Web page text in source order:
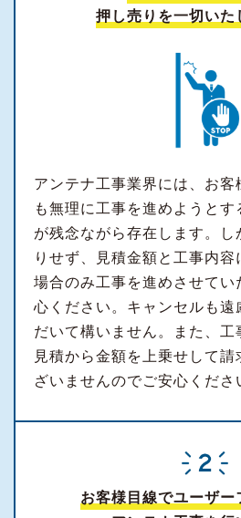
押し売りを一切いた
アンテナ工事業界には、お客
も無理に工事を進めようと
が残念ながら存在します。し
りせず、見積金額と工事内
場合のみ工事を進めさせてい
心ください。キャンセルも遠
だいて構いません。また、工
見積から金額を上乗せして
ざいませんのでご安心くださ
お客様目線でユーザー